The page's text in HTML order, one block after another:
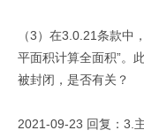
（3）在3.0.21条款中
平面积计算全面积”。
被封闭，是否有关？
2021-09-23 回复：3.